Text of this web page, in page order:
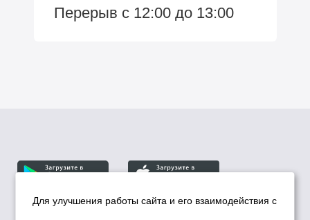
Перерыв с 12:00 до 13:00
Для улучшения работы сайта и его взаимодействия с